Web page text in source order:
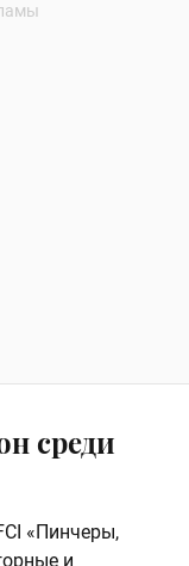
среди
«Пинчеры,
и